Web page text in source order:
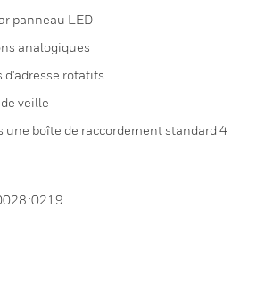
panneau LED
analogiques
rotatifs
veille
une boîte de raccordement standard 4
:0219